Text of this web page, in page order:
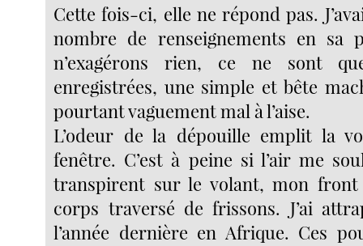
Cette fois-ci, elle ne répond pas.
nombre de renseignements en sa
n’exagérons rien, ce ne sont
enregistrées, une simple et bête
pourtant vaguement mal à l’aise.
L’odeur de la dépouille emplit la
fenêtre. C’est à peine si l’air me
transpirent sur le volant, mon
corps traversé de frissons. J’ai
l’année dernière en Afrique. Ces